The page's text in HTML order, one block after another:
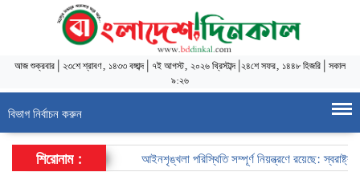
আজশুক্রবার ২৩শে শ্রাবণ, ১৪৩৩ বঙ্গাব্দ| ৭ই আগস্ট, ২০২৬ খ্রিস্টাব্দ| ২৪শে সফর, ১৪৪৮ হিজরি সকাল
৯:২৬
বিভাগ নির্বাচন করুন
শিরোনাম : আইনশৃঙ্খলা পরিস্থিতি সম্পূর্ণ নিয়ন্ত্রণে রয়েছে: স্বরাষ্ট্রমন্ত্রী